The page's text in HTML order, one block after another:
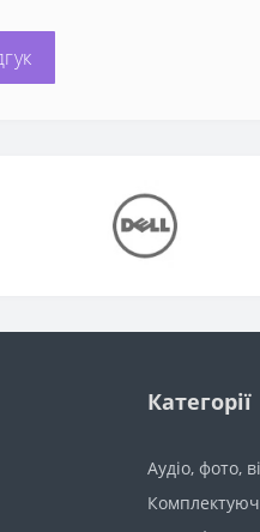
Категорії
Аудіо, фото,